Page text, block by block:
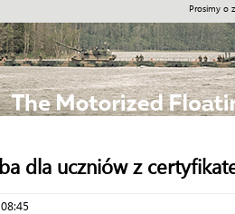
Prosimy o
dla uczniów z